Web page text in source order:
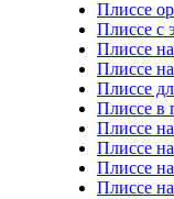
Плиссе
Плиссе с
Плиссе
Плиссе
Плиссе
Плиссе в
Плиссе
Плиссе
Плиссе
Плиссе